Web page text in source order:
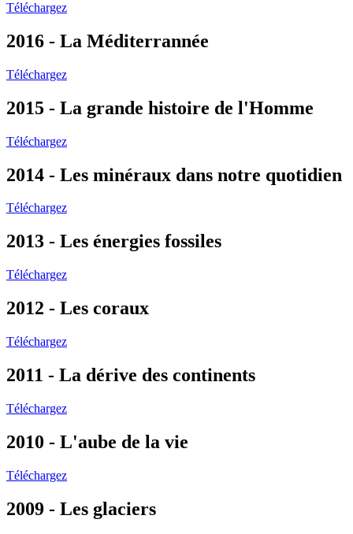
Téléchargez
2016 - La Méditerrannée
Téléchargez
2015 - La grande histoire de l'Homme
Téléchargez
2014 - Les minéraux dans notre quotidien
Téléchargez
2013 - Les énergies fossiles
Téléchargez
2012 - Les coraux
Téléchargez
2011 - La dérive des continents
Téléchargez
2010 - L'aube de la vie
Téléchargez
2009 - Les glaciers